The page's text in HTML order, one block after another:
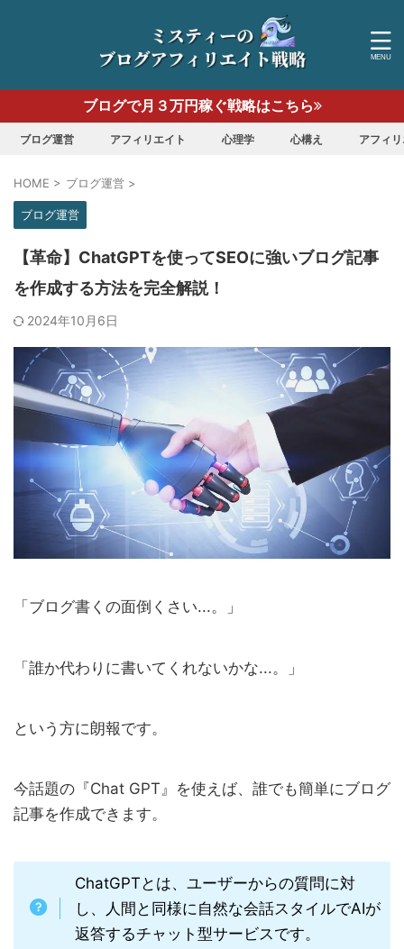
ブログで月３万円稼ぐ戦略はこちら
ブログ運営 アフィリエイト 心理学 心構え アフィ
HOME > ブログ運営 >
ブログ運営
【革命】ChatGPTを使ってSEOに強いブログ記事
を作成する方法を完全解説！
2024年10月6日
「ブログ書くの面倒くさい...。」
「誰か代わりに書いてくれないかな...。」
という方に朗報です。
今話題の『Chat GPT』を使えば、誰でも簡単にブログ
記事を作成できます。
ChatGPTとは、ユーザーからの質問に対
し、人間と同様に自然な会話スタイルでAIが
返答するチャット型サービスです。